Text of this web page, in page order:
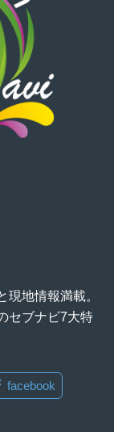
地情報満載。
セブナビ7大特
facebook